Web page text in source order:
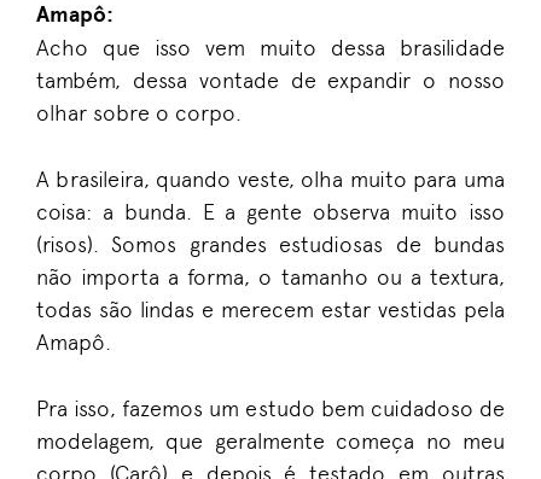
Amapô:
Acho que isso vem muito dessa brasilidade
também, dessa vontade de expandir o nosso
olhar sobre o corpo.
A brasileira, quando veste, olha muito para uma
coisa: a bunda. E a gente observa muito isso
(risos). Somos grandes estudiosas de bundas
não importa a forma, o tamanho ou a textura,
todas são lindas e merecem estar vestidas pela
Amapô.
Pra isso, fazemos um estudo bem cuidadoso de
modelagem, que geralmente começa no meu
corpo (Carô) e depois é testado em outras